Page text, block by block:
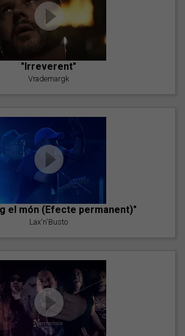
"Irreverent"
Vrademargk
el món (Efecte permanent)"
Lax'n'Busto